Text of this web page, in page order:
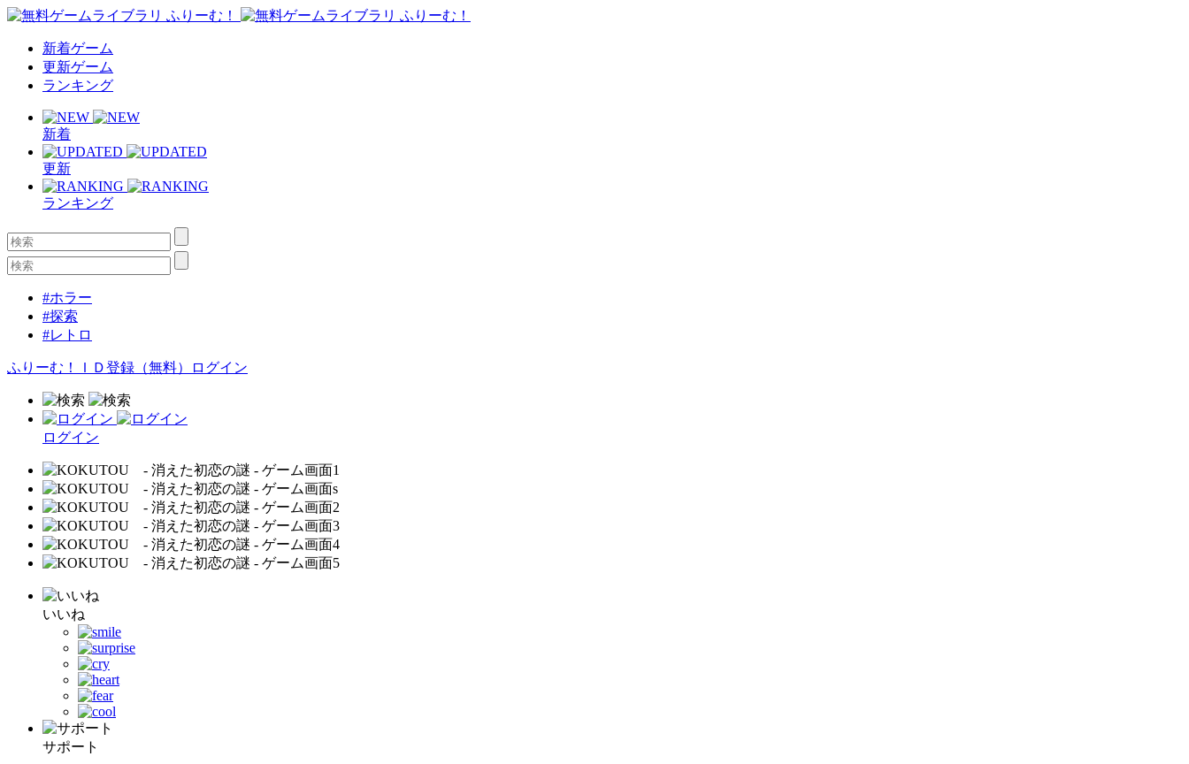
新着ゲーム
更新ゲーム
ランキング
新着
更新
ランキング
#ホラー
#探索
#レトロ
ふりーむ！ＩＤ登録（無料） ログイン
ログイン
いいね
サポート